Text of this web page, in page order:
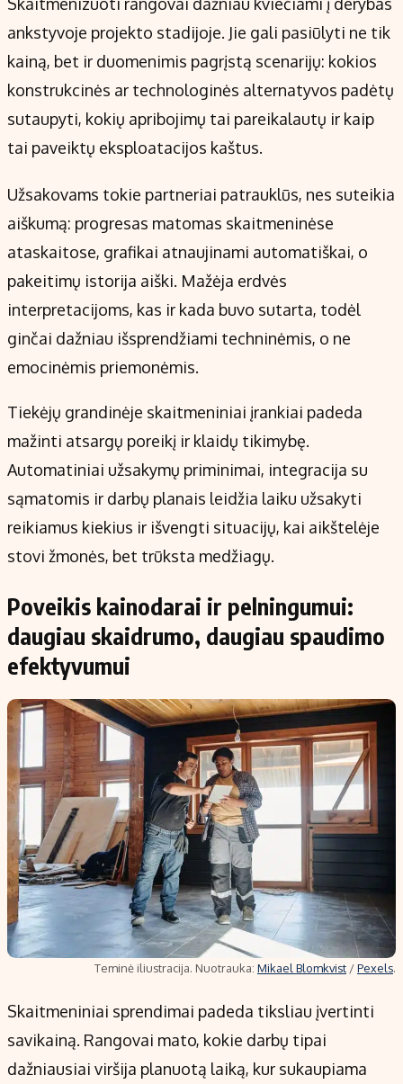
ankstyvoje projekto stadijoje. Jie gali pasiūlyti ne tik
kainą, bet ir duomenimis pagrįstą scenarijų: kokios
konstrukcinės ar technologinės alternatyvos padėtų
sutaupyti, kokių apribojimų tai pareikalautų ir kaip
tai paveiktų eksploatacijos kaštus.
Užsakovams tokie partneriai patrauklūs, nes suteikia
aiškumą: progresas matomas skaitmeninėse
ataskaitose, grafikai atnaujinami automatiškai, o
pakeitimų istorija aiški. Mažėja erdvės
interpretacijoms, kas ir kada buvo sutarta, todėl
ginčai dažniau išsprendžiami techninėmis, o ne
emocinėmis priemonėmis.
Tiekėjų grandinėje skaitmeniniai įrankiai padeda
mažinti atsargų poreikį ir klaidų tikimybę.
Automatiniai užsakymų priminimai, integracija su
sąmatomis ir darbų planais leidžia laiku užsakyti
reikiamus kiekius ir išvengti situacijų, kai aikštelėje
stovi žmonės, bet trūksta medžiagų.
Poveikis kainodarai ir pelningumui:
daugiau skaidrumo, daugiau spaudimo
efektyvumui
Teminė iliustracija. Nuotrauka: Mikael Blomkvist /Pexels.
Skaitmeniniai sprendimai padeda tiksliau įvertinti
savikainą. Rangovai mato, kokie darbų tipai
dažniausiai viršija planuotą laiką, kur sukaupiama